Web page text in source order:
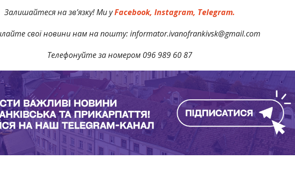
Залишайтеся на зв’язку! Ми уFacebook, Instagram, Telegram.
свої новини нам на пошту: informator.ivanofrankivsk@gmail.com
Телефонуйте за номером 096 989 60 87